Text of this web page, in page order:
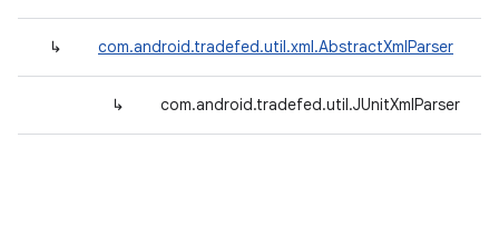
↳ com.android.tradefed.util.xml.AbstractXmlParser
↳ com.android.tradefed.util.JUnitXmlParser